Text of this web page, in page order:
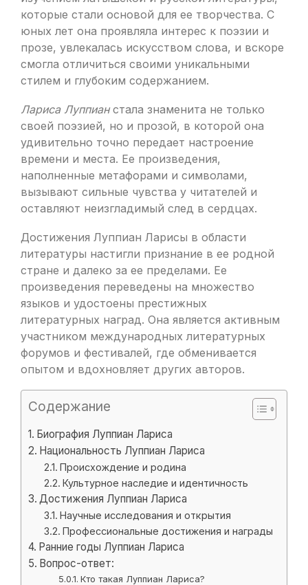
которые стали основой для ее творчества. С
юных лет она проявляла интерес к поэзии и
прозе, увлекалась искусством слова, и вскоре
смогла отличиться своими уникальными
стилем и глубоким содержанием.
Лариса Луппианстала знаменита не только
своей поэзией, но и прозой, в которой она
удивительно точно передает настроение
времени и места. Ее произведения,
наполненные метафорами и символами,
вызывают сильные чувства у читателей и
оставляют неизгладимый след в сердцах.
Достижения Луппиан Ларисы в области
литературы настигли признание в ее родной
стране и далеко за ее пределами. Ее
произведения переведены на множество
языков и удостоены престижных
литературных наград. Она является активным
участником международных литературных
форумов и фестивалей, где обменивается
опытом и вдохновляет других авторов.
Содержание
Биография Луппиан Лариса
Национальность Луппиан Лариса
Происхождение и родина
Культурное наследие и идентичность
Достижения Луппиан Лариса
Научные исследования и открытия
Профессиональные достижения и награды
Ранние годы Луппиан Лариса
Вопрос-ответ:
Кто такая Луппиан Лариса?